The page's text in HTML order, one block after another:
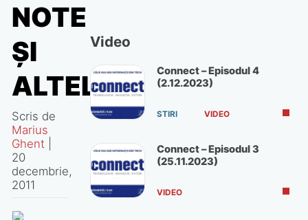
NOTE
ŞI
ALTELE
Scris de
Marius
Ghent
20
decembrie,
2011
Video
Connect – Episodul 4
(2.12.2023)
STIRI VIDEO
Connect – Episodul 3
(25.11.2023)
VIDEO